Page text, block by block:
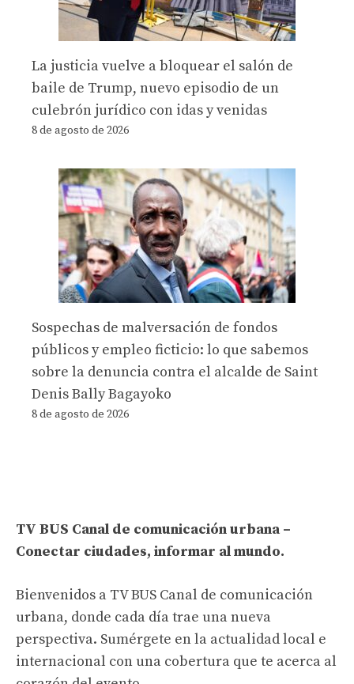
La justicia vuelve a bloquear el salón de
baile de Trump, nuevo episodio de un
culebrón jurídico con idas y venidas
8 de agosto de 2026
Sospechas de malversación de fondos
públicos y empleo ficticio: lo que sabemos
sobre la denuncia contra el alcalde de Saint
Denis Bally Bagayoko
8 de agosto de 2026
TV BUS Canal de comunicación urbana –
Conectar ciudades, informar al mundo.
Bienvenidos a TV BUS Canal de comunicación
urbana, donde cada día trae una nueva
perspectiva. Sumérgete en la actualidad local e
internacional con una cobertura que te acerca al